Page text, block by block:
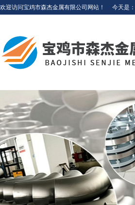
欢迎访问宝鸡市森杰金属有限公司网站！ 今天是：